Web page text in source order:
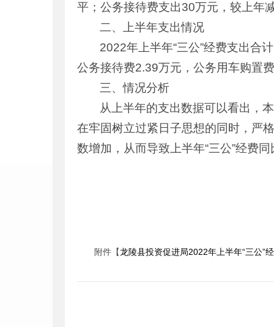
平；公务接待费支出30万元，较上年
二、上半年支出情况
2022年上半年“三公”经费支出合
公务接待费2.39万元，公务用车购置
三、情况分析
从上半年的支出数据可以看出，
在牢固树立过紧日子思想的同时，严
数增加，从而导致上半年“三公”经费
附件【龙陵县投资促进局2022年上半年“三公”